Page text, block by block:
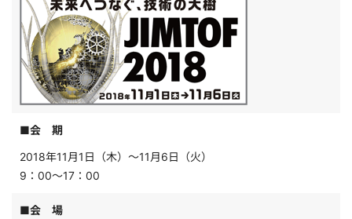
■会 期
2018年11月1日（木）～11月6日（火）
9：00～17：00
■会 場